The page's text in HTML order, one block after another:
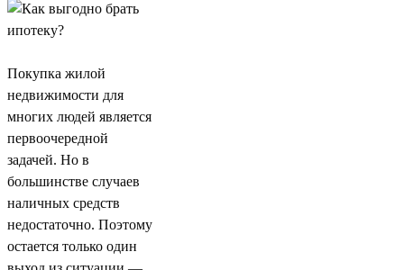
Покупка жилой
недвижимости для
многих людей является
первоочередной
задачей. Но в
большинстве случаев
наличных средств
недостаточно. Поэтому
остается только один